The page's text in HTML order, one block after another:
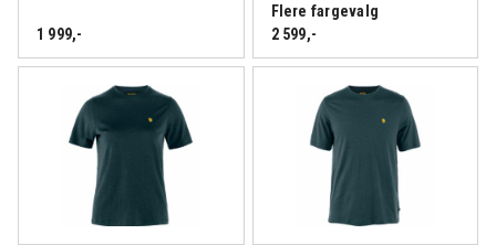
1 999,-
Flere fargevalg
2 599,-